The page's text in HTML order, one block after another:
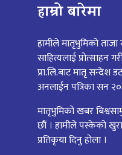
हाम्रो बारेमा
हामीले मातृभुमिको
साहित्यलाई प्रोत्साहन
प्रा.लि.बाट मातृ
अनलाईन पत्रिका सन
मातृभुमिको खबर
छौं । हामीले पस्केको
प्रतिकृया दिनु होला ।